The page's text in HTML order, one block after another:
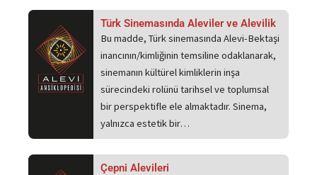
Türk Sinemasında Aleviler ve Alevilik
Bu madde, Türk sinemasında Alevi-Bektaşi
inancının/kimliğinin temsiline odaklanarak,
sinemanın kültürel kimliklerin inşa
sürecindeki rolünü tarihsel ve toplumsal
bir perspektifle ele almaktadır. Sinema,
yalnızca estetik bir…
Çepni Alevileri